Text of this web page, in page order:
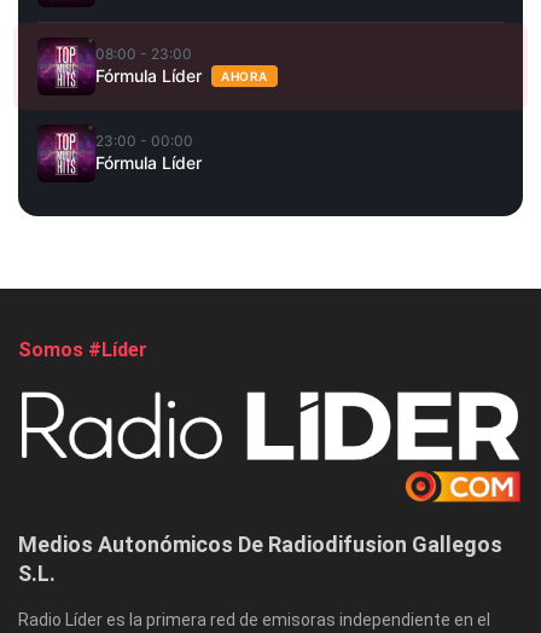
08:00 - 23:00
Fórmula Líder AHORA
23:00 - 00:00
Fórmula Líder
Somos #Líder
Medios Autonómicos De Radiodifusion Gallegos
S.L.
Radio Líder es la primera red de emisoras independiente en el